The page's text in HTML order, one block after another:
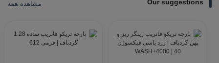
Our suggestions مشاهده همه